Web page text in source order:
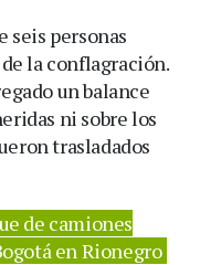
seis personas
la conflagración.
un balance
ni sobre los
trasladados
de camiones
en Rionegro